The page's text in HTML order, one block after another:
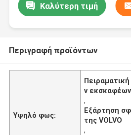
Καλύτερη τιμή
Περιγραφή προϊόντων
Υψηλό φως:
ν
,
Εξάρτηση
της VOLVO
,